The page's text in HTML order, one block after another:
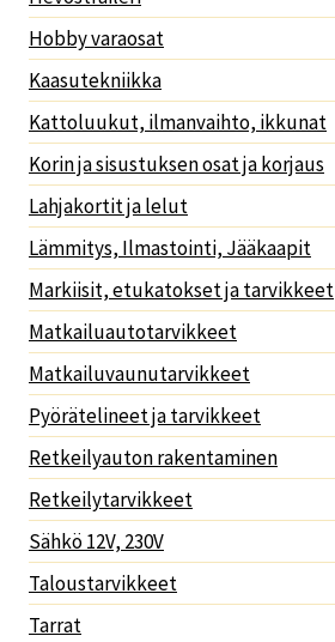
Hobby varaosat
Kaasutekniikka
Kattoluukut, ilmanvaihto, ikkunat
Korin ja sisustuksen osat ja korjaus
Lahjakortit ja lelut
Lämmitys, Ilmastointi, Jääkaapit
Markiisit, etukatokset ja tarvikkeet
Matkailuautotarvikkeet
Matkailuvaunutarvikkeet
Pyörätelineet ja tarvikkeet
Retkeilyauton rakentaminen
Retkeilytarvikkeet
Sähkö 12V, 230V
Taloustarvikkeet
Tarrat